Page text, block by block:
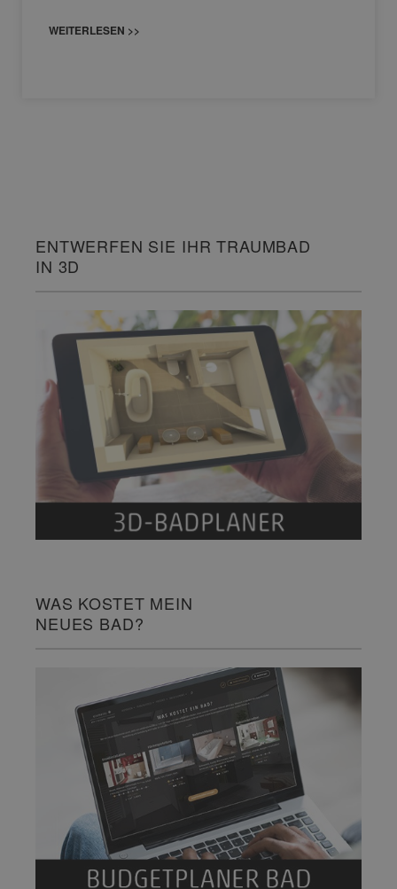
WEITERLESEN >>
ENTWERFEN SIE IHR TRAUMBAD
IN 3D
WAS KOSTET MEIN
NEUES BAD?